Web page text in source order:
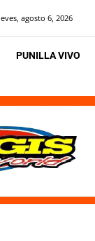
agosto 6, 2026
PUNILLA VIVO